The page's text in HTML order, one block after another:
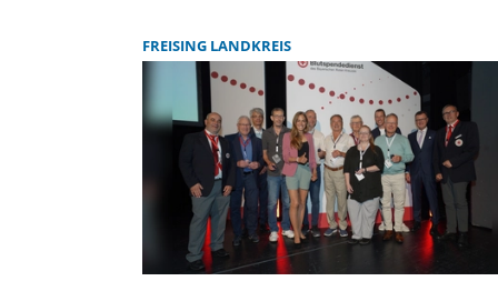
FREISING LANDKREIS